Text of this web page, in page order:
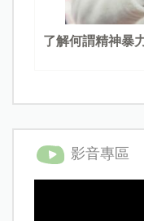
了解何謂精神暴
影音專區